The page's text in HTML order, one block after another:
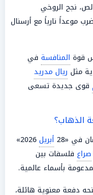
نجح الروخي
موعداً نارياً مع أرسنال
قوة المنافسة في
ريال مدريد
قوى جديدة تسعى
الذهاب؟
في «28 أبريل
2026»
صراع فلسفات بين
بأسماء عالمية.
دفعة معنوية هائلة،